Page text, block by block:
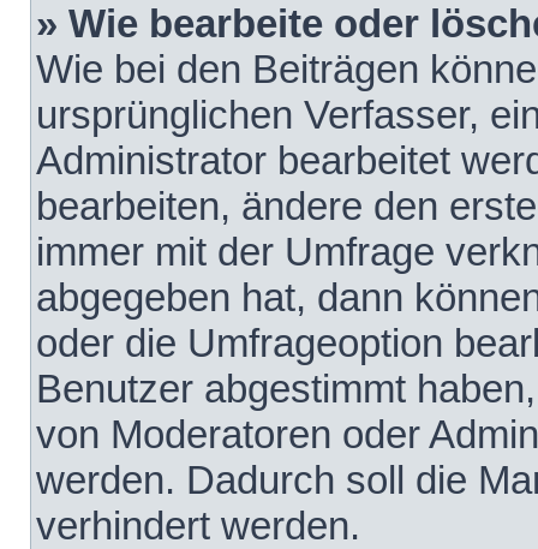
» Wie bearbeite oder
Wie bei den Beiträgen
ursprünglichen Verfasser,
Administrator bearbeitet
bearbeiten, ändere den
immer mit der Umfrage
abgegeben hat, dann
oder die Umfrageoption
Benutzer abgestimmt
von Moderatoren oder
werden. Dadurch soll die
verhindert werden.